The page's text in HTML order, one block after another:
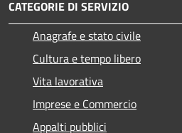
CATEGORIE DI SERVIZIO
Anagrafe e stato civile
Cultura e tempo libero
Vita lavorativa
Imprese e Commercio
Appalti pubblici